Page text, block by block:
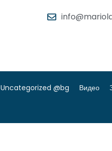
Uncategorized @bg Видео